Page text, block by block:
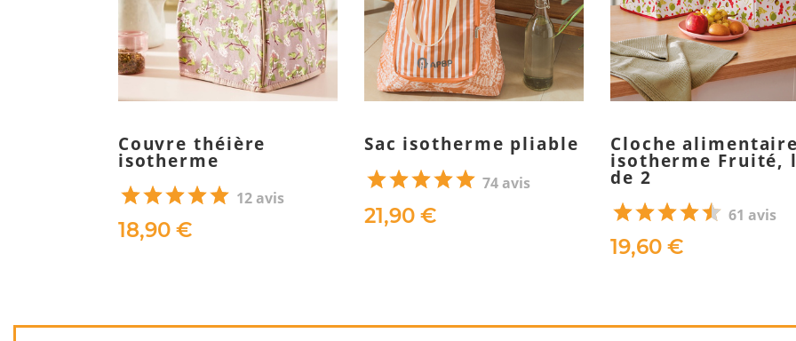
Couvre théière
isotherme
12 avis
18,90 €
Sac isotherme pliable
74 avis
21,90 €
Cloche alimentaire
isotherme Fruité,
de 2
61 avis
19,60 €